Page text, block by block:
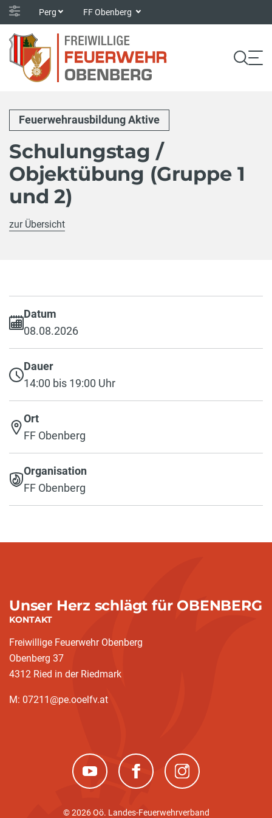
Perg FF Obenberg
Feuerwehrausbildung Aktive
Schulungstag /
Objektübung (Gruppe 1
und 2)
zur Übersicht
Datum
08.08.2026
Dauer
14:00 bis 19:00 Uhr
Ort
FF Obenberg
Organisation
FF Obenberg
Unser Herz schlägt für OBENBERG
KONTAKT
Freiwillige Feuerwehr Obenberg
Obenberg 37
4312 Ried in der Riedmark
M: 07211@pe.ooelfv.at
(neues Fenster)(neues Fenster)(neues Fenster)
© 2026 Oö. Landes-Feuerwehrverband